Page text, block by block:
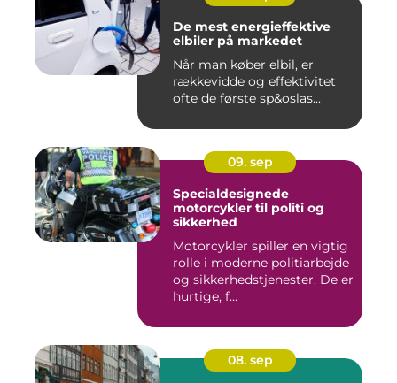
De mest energieffektive
elbiler på markedet
Når man køber elbil, er
rækkevidde og effektivitet
ofte de første sp&oslas...
09. sep
Specialdesignede
motorcykler til politi og
sikkerhed
Motorcykler spiller en vigtig
rolle i moderne politiarbejde
og sikkerhedstjenester. De er
hurtige, f...
08. sep